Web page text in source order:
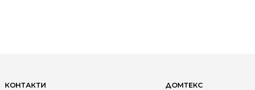
КОНТАКТИ ДОМТЕКС